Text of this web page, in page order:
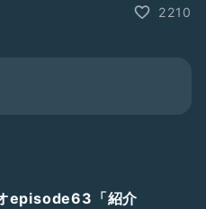
2210
episode63「紹介